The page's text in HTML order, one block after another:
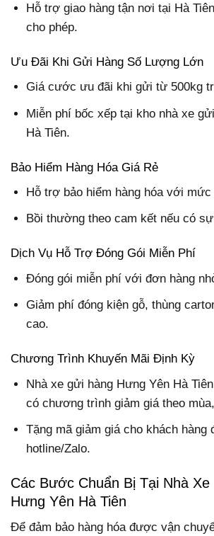
Hỗ trợ giao hàng tận nơi tại Hà
cho phép.
Ưu Đãi Khi Gửi Hàng Số Lượng Lớn
Giá cước ưu đãi khi gửi từ 500kg
Miễn phí bốc xếp tại kho nhà xe
Hà Tiên.
Bảo Hiểm Hàng Hóa Giá Rẻ
Hỗ trợ bảo hiểm hàng hóa với
Bồi thường theo cam kết nếu có
Dịch Vụ Hỗ Trợ Đóng Gói Miễn Phí
Đóng gói miễn phí với đơn hàng
Giảm phí đóng kiện gỗ, thùng
cao.
Chương Trình Khuyến Mãi Định Kỳ
Nhà xe gửi hàng Hưng Yên Hà
có chương trình giảm giá theo
Tặng mã giảm giá cho khách hàng
hotline/Zalo.
Các Bước Chuẩn Bị Tại Nhà
Hưng Yên Hà Tiên
Để đảm bảo hàng hóa được vận